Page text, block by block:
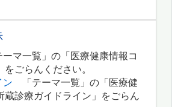
マ一覧」の「医療健康情報コ
ごらんください。
ン 「テーマ一覧」の「医療健
蔵診療ガイドライン」をごらん